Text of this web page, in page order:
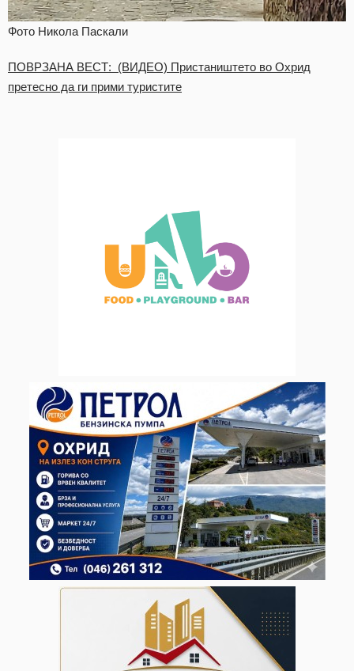
Фото Никола Паскали
ПОВРЗАНА ВЕСТ: (ВИДЕО) Пристаништето во Охрид
претесно да ги прими туристите